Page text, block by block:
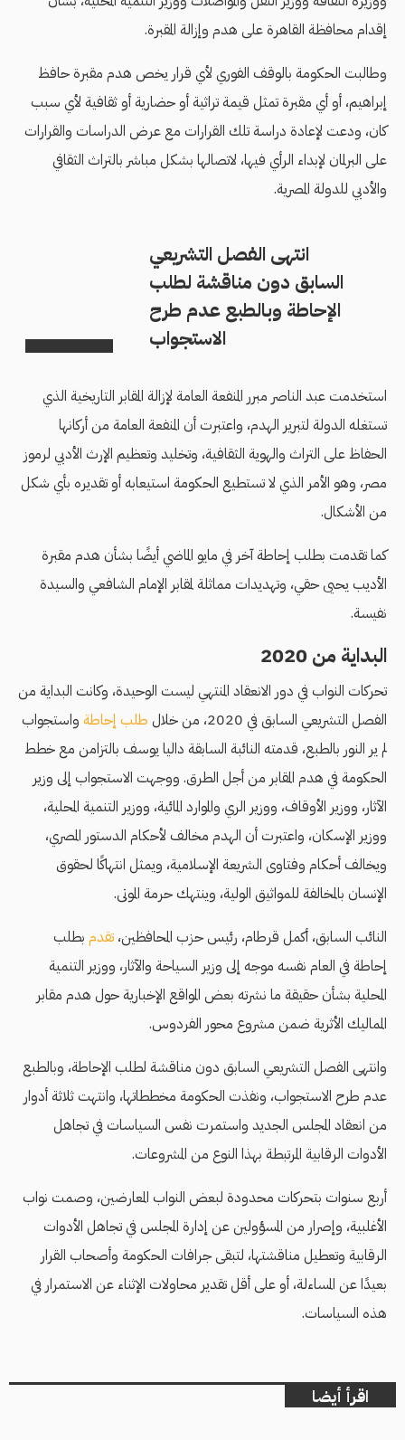
إقدام محافظة القاهرة على هدم وإزالة المقبرة.
وطالبت الحكومة بالوقف الفوري لأي قرار يخص هدم مقبرة حافظ
إبراهيم، أو أي مقبرة تمثل قيمة تراثية أو حضارية أو ثقافية لأي سبب
كان، ودعت لإعادة دراسة تلك القرارات مع عرض الدراسات والقرارات
على البرلمان لإبداء الرأي فيها، لاتصالها بشكل مباشر بالتراث الثقافي
والأدبي للدولة المصرية.
انتهى الفصل التشريعي
السابق دون مناقشة لطلب
الإحاطة وبالطبع عدم طرح
الاستجواب
استخدمت عبد الناصر مبرر المنفعة العامة لإزالة المقابر التاريخية الذي
تستغله الدولة لتبرير الهدم، واعتبرت أن المنفعة العامة من أركانها
الحفاظ على التراث والهوية الثقافية، وتخليد وتعظيم الإرث الأدبي لرموز
مصر، وهو الأمر الذي لا تستطيع الحكومة استيعابه أو تقديره بأي شكل
من الأشكال.
كما تقدمت بطلب إحاطة آخر في مايو الماضي أيضًا بشأن هدم مقبرة
الأديب يحيى حقي، وتهديدات مماثلة لمقابر الإمام الشافعي والسيدة
نفيسة.
البداية من 2020
تحركات النواب في دور الانعقاد المنتهي ليست الوحيدة، وكانت البداية من
الفصل التشريعي السابق في 2020، من خلال
طلب إحاطة واستجواب
لم ير النور بالطبع، قدمته النائبة السابقة داليا يوسف بالتزامن مع خطط
الحكومة في هدم المقابر من أجل الطرق. ووجهت الاستجواب إلى وزير
الآثار، ووزير الأوقاف، ووزير الري والموارد المائية، ووزير التنمية المحلية،
ووزير الإسكان، واعتبرت أن الهدم مخالف لأحكام الدستور المصري،
ويخالف أحكام وفتاوى الشريعة الإسلامية، ويمثل انتهاكًا لحقوق
الإنسان بالمخالفة للمواثيق الولية، وينتهك حرمة الموتى.
النائب السابق، أكمل قرطام، رئيس حزب المحافظين، تقدم بطلب
إحاطة في العام نفسه موجه إلى وزير السياحة والآثار، ووزير التنمية
المحلية بشأن حقيقة ما نشرته بعض المواقع الإخبارية حول هدم مقابر
المماليك الأثرية ضمن مشروع محور الفردوس.
وانتهى الفصل التشريعي السابق دون مناقشة لطلب الإحاطة، وبالطبع
عدم طرح الاستجواب، ونفذت الحكومة مخططاتها، وانتهت ثلاثة أدوار
من انعقاد المجلس الجديد واستمرت نفس السياسات في تجاهل
الأدوات الرقابية المرتبطة بهذا النوع من المشروعات.
أربع سنوات بتحركات محدودة لبعض النواب المعارضين، وصمت نواب
الأغلبية، وإصرار من المسؤولين عن إدارة المجلس في تجاهل الأدوات
الرقابية وتعطيل مناقشتها، لتبقى جرافات الحكومة وأصحاب القرار
بعيدًا عن المساءلة، أو على أقل تقدير محاولات الإثناء عن الاستمرار في
هذه السياسات.
اقرأ أيضا